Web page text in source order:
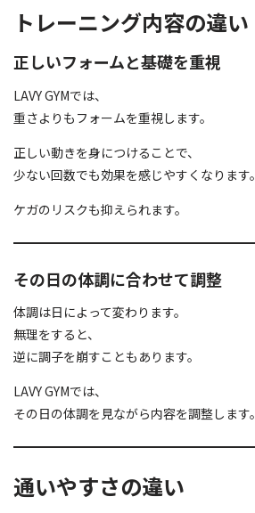
トレーニング内容の違い
正しいフォームと基礎を重視
LAVY GYMでは、
重さよりもフォームを重視します。
正しい動きを身につけることで、
少ない回数でも効果を感じやすくなります。
ケガのリスクも抑えられます。
その日の体調に合わせて調整
体調は日によって変わります。
無理をすると、
逆に調子を崩すこともあります。
LAVY GYMでは、
その日の体調を見ながら内容を調整します。
通いやすさの違い